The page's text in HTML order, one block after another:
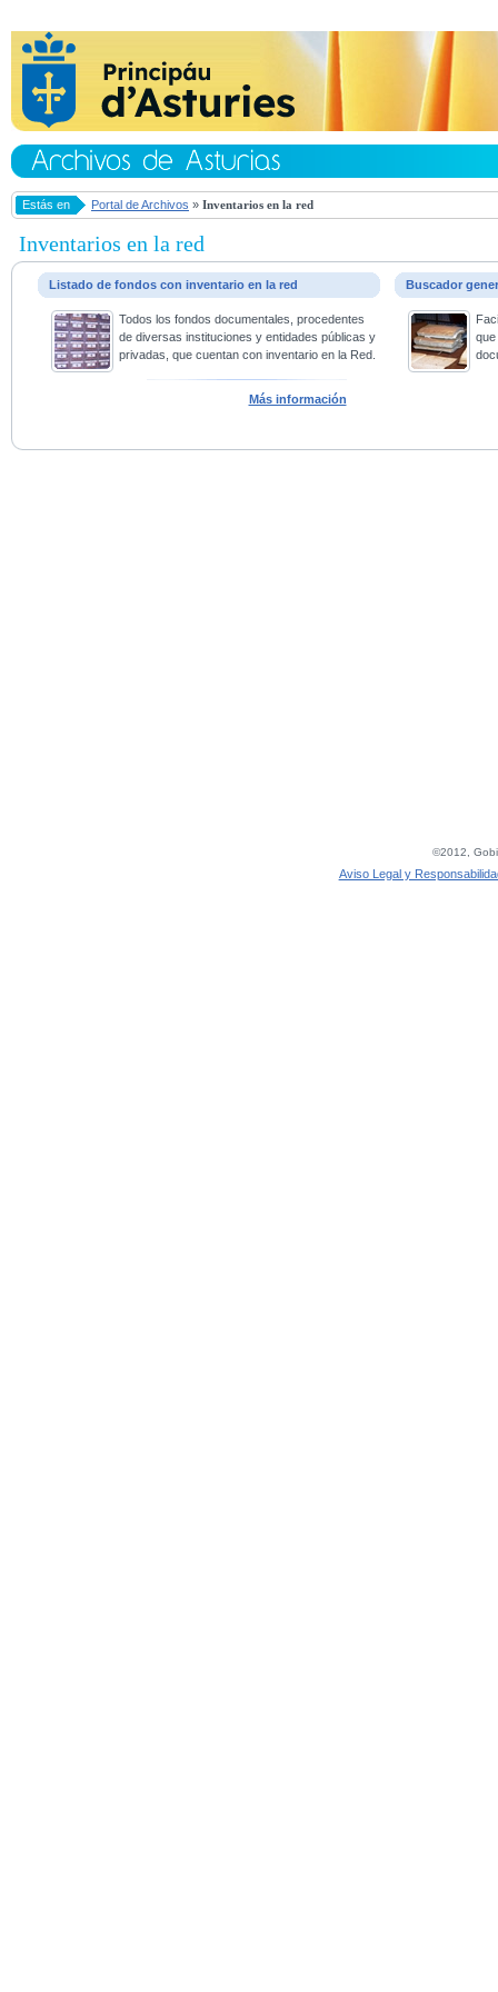
Estás en Portal de Archivos » Inventarios en la red
Inventarios en la red
Listado de fondos con inventario en la red
Todos los fondos documentales, procedentes
de diversas instituciones y entidades públicas y
privadas, que cuentan con inventario en la Red.
Más información
Buscador
©2012,
Aviso Legal y